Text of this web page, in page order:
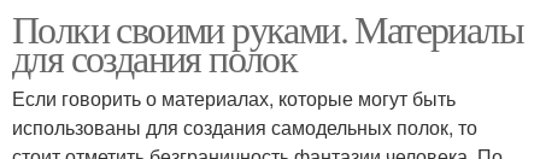
Полки своими руками. Материалы
для создания полок
Если говорить о материалах, которые могут быть
использованы для создания самодельных полок, то